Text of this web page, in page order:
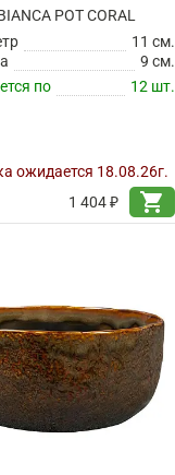
POT CORAL
11 см.
9 см.
по
12 шт.
ожидается 18.08.26г.
1 404 ₽
shopping_cart